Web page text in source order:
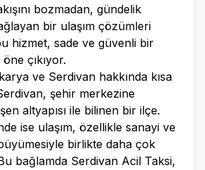
bozmadan, gündelik
bir ulaşım çözümleri
hizmet, sade ve güvenli bir
çıkıyor.
ve Serdivan hakkında kısa
şehir merkezine
altyapısı ile bilinen bir ilçe.
ise ulaşım, özellikle sanayi ve
birlikte daha çok
bağlamda Serdivan Acil Taksi,